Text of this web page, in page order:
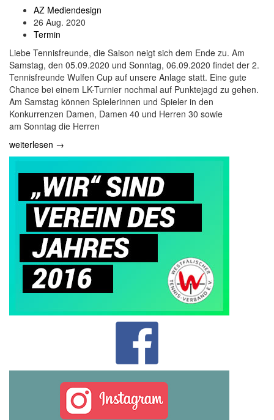
AZ Mediendesign
26 Aug. 2020
Termin
Liebe Tennisfreunde, die Saison neigt sich dem Ende zu. Am
Samstag, den 05.09.2020 und Sonntag, 06.09.2020 findet der 2.
Tennisfreunde Wulfen Cup auf unsere Anlage statt. Eine gute
Chance bei einem LK-Turnier nochmal auf Punktejagd zu gehen.
Am Samstag können Spielerinnen und Spieler in den
Konkurrenzen Damen, Damen 40 und Herren 30 sowie
am Sonntag die Herren
weiterlesen →